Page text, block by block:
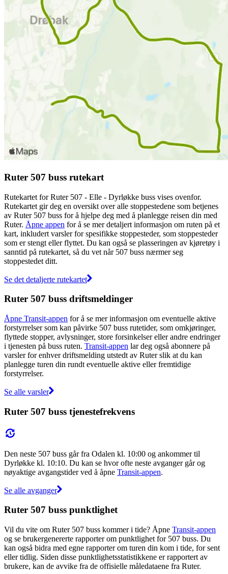
Ruter 507 buss rutekart
Rutekartet for Ruter 507 - Elle - Dyrløkke buss vises ovenfor.
Rutekartet gir deg en oversikt over alle stoppestedene som betjenes
av Ruter 507 buss for å hjelpe deg med å planlegge reisen din med
Ruter. Åpne appen for å se mer detaljert informasjon om ruten på et
kart, inkludert varsler for spesifikke stoppesteder, som stoppesteder
som er stengt eller flyttet. Du kan også se plasseringen av kjøretøy i
sanntid på rutekartet, så du vet når 507 buss nærmer seg
stoppestedet ditt.
Se det detaljerte rutekartet
Ruter 507 buss driftsmeldinger
Åpne Transit-appen for å se mer informasjon om eventuelle aktive
forstyrrelser som kan påvirke 507 buss rutetider, som omkjøringer,
flyttede stopper, avlysninger, store forsinkelser eller andre endringer
i tjenesten på buss ruten. Transit-appen lar deg også abonnere på
varsler for enhver driftsmelding utstedt av Ruter slik at du kan
planlegge turen din rundt eventuelle aktive eller fremtidige
forstyrrelser.
Se alle varsler
Ruter 507 buss tjenestefrekvens
Den neste 507 buss går fra Odalen kl. 10:00 og ankommer til
Dyrløkke kl. 10:10. Du kan se hvor ofte neste avganger går og
nøyaktige avgangstider ved å åpne Transit-appen.
Se alle avganger
Ruter 507 buss punktlighet
Vil du vite om Ruter 507 buss kommer i tide? Åpne Transit-appen
og se brukergenererte rapporter om punktlighet for 507 buss. Du
kan også bidra med egne rapporter om turen din kom i tide, for sent
eller tidlig. Siden disse punktlighetsstatistikkene er rapportert av
brukere, kan de avvike fra de offisielle måledataene fra Ruter.